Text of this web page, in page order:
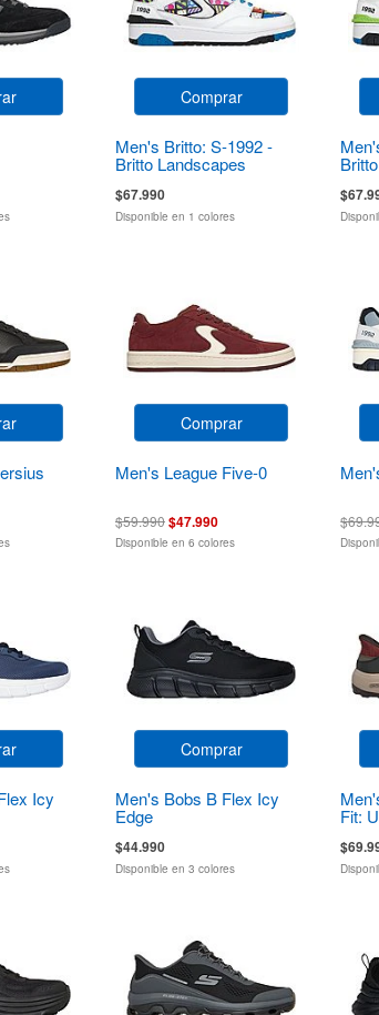
Comprar
Men's Britto: S-1992 -
Britto Landscapes
$67.990
Disponible en 1 colores
Comprar
Men's League Five-0
$59.990$47.990
Disponible en 6 colores
Icy
Comprar
Men's Bobs B Flex Icy
Edge
$44.990
Disponible en 3 colores
Fit: